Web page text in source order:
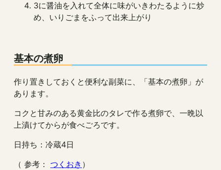
3に醤油を入れて全体に味がいきわたるように炒
め、いりごまをふって出来上がり
基本の煮卵
作り置きしておくと便利な副菜に、「基本の煮卵」が
あります。
コクと甘みのある黄金比のタレで作る煮卵で、一晩以
上漬けてからが食べごろです。
日持ち：冷蔵4日
（ 参考： つくおき ）